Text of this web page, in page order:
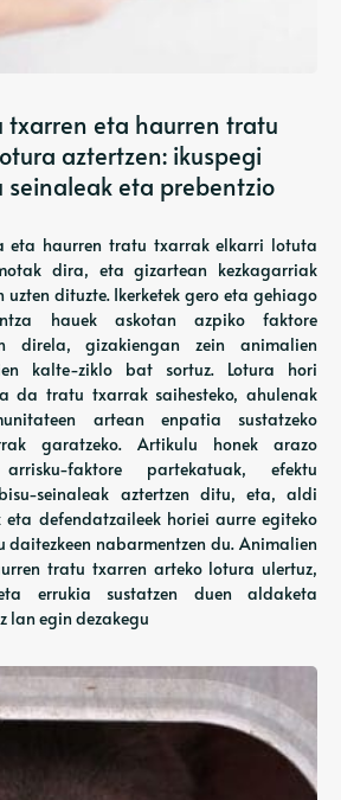
eta haurren tratu
aztertzen: ikuspegi
seinaleak eta prebentzio
eta haurren tratu txarrak elkarri lotuta
dira, eta gizartean kezkagarriak
dituzte. Ikerketek gero eta gehiago
hauek askotan azpiko faktore
direla, gizakiengan zein animalien
kalte-ziklo bat sortuz. Lotura hori
da tratu txarrak saihesteko, ahulenak
artean enpatia sustatzeko
garatzeko. Artikulu honek arazo
faktore partekatuak, efektu
seinaleak aztertzen ditu, eta, aldi
eta defendatzaileek horiei aurre egiteko
nabarmentzen du. Animalien
tratu txarren arteko lotura ulertuz,
errukia sustatzen duen aldaketa
lan egin dezakegu